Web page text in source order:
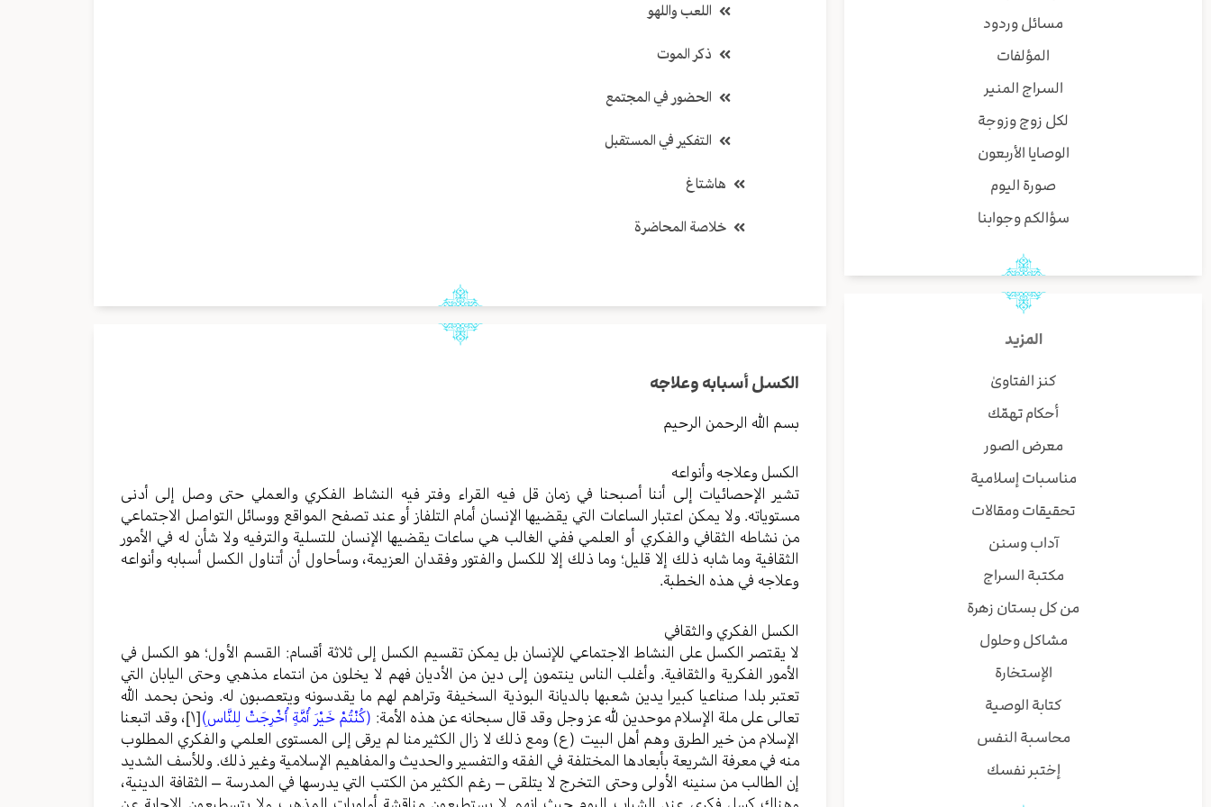
مسائل وردود
المؤلفات
السراج المنير
لكل زوج وزوجة
الوصايا الأربعون
صورة اليوم
سؤالكم وجوابنا
المزيد
كنز الفتاوىٰ
أحكام تهمّك
معرض الصور
مناسبات إسلامية
تحقيقات ومقالات
آداب وسنن
مكتبة السراج
من كل بستان زهرة
مشاكل وحلول
الإستخارة
كتابة الوصية
محاسبة النفس
إختبر نفسك
اللعب واللهو
ذكر الموت
الحضور في المجتمع
التفكير في المستقبل
هاشتاغ
خلاصة المحاضرة
الكسل أسبابه وعلاجه
بسم الله الرحمن الرحيم
الكسل وعلاجه وأنواعه
تشير الإحصائيات إلى أننا أصبحنا في زمان قل فيه القراء وفتر فيه النشاط الفكري والعملي حتى وصل إلى أدنى
مستوياته. ولا يمكن اعتبار الساعات التي يقضيها الإنسان أمام التلفاز أو عند تصفح المواقع ووسائل التواصل الاجتماعي
من نشاطه الثقافي والفكري أو العلمي ففي الغالب هي ساعات يقضيها الإنسان للتسلية والترفيه ولا شأن له في الأمور
الثقافية وما شابه ذلك إلا قليل؛ وما ذلك إلا للكسل والفتور وفقدان العزيمة، وسأحاول أن أتناول الكسل أسبابه وأنواعه
وعلاجه في هذه الخطبة.
الكسل الفكري والثقافي
لا يقتصر الكسل على النشاط الاجتماعي للإنسان بل يمكن تقسيم الكسل إلى ثلاثة أقسام: القسم الأول؛ هو الكسل في
الأمور الفكرية والثقافية. وأغلب الناس ينتمون إلى دين من الأديان فهم لا يخلون من انتماء مذهبي وحتى اليابان التي
تعتبر بلدا صناعيا كبيرا يدين شعبها بالديانة البوذية السخيفة وتراهم لهم ما يقدسونه ويتعصبون له. ونحن بحمد الله
تعالى على ملة الإسلام موحدين لله عز وجل وقد قال سبحانه عن هذه الأمة: (كُنْتُمْ خَيْرَ أُمَّةٍ أُخْرِجَتْ لِلنَّاسِ)[١]
، وقد اتبعنا
الإسلام من خير الطرق وهم أهل البيت (ع) ومع ذلك لا زال الكثير منا لم يرقى إلى المستوى العلمي والفكري المطلوب
منه في معرفة الشريعة بأبعادها المختلفة في الفقه والتفسير والحديث والمفاهيم الإسلامية وغير ذلك. وللأسف الشديد
إن الطالب من سنينه الأولى وحتى التخرج لا يتلقى – رغم الكثير من الكتب التي يدرسها في المدرسة – الثقافة الدينية،